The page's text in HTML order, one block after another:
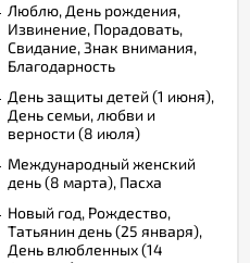
Люблю, День рождения,
Извинение, Порадовать,
Свидание, Знак внимания,
Благодарность
День защиты детей (1 июня),
День семьи, любви и
верности (8 июля)
Международный женский
день (8 марта), Пасха
Новый год, Рождество,
Татьянин день (25 января),
День влюбленных (14